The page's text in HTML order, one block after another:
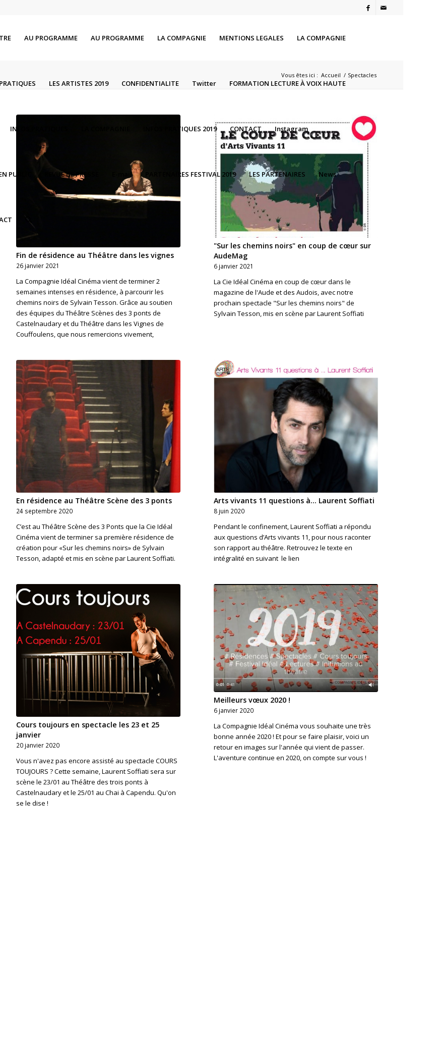
AU PROGRAMME AU PROGRAMME LA COMPAGNIE MENTIONS LEGALES LA COMPAGNIE
LES ARTISTES 2019 CONFIDENTIALITE Twitter FORMATION LECTURE À VOIX HAUTE
INFOS PRATIQUES INFOS PRATIQUES 2019 CONTACT Instagram
PUBLIC REVUE DE PRESSE E-mail PARTENAIRES FESTIVAL 2019 LES PARTENAIRES News
Vous êtes ici : Accueil / Spectacles
Fin de résidence au Théâtre dans les vignes
26 janvier 2021
La Compagnie Idéal Cinéma vient de terminer 2
semaines intenses en résidence, à parcourir les
chemins noirs de Sylvain Tesson. Grâce au soutien
des équipes du Théâtre Scènes des 3 ponts de
Castelnaudary et du Théâtre dans les Vignes de
Couffoulens, que nous remercions vivement,
"Sur les chemins noirs" en coup de cœur sur
AudeMag
6 janvier 2021
La Cie Idéal Cinéma en coup de cœur dans le
magazine de l'Aude et des Audois, avec notre
prochain spectacle "Sur les chemins noirs" de
Sylvain Tesson, mis en scène par Laurent Soffiati
En résidence au Théâtre Scène des 3 ponts
24 septembre 2020
C’est au Théâtre Scène des 3 Ponts que la Cie Idéal
Cinéma vient de terminer sa première résidence de
création pour «Sur les chemins noirs» de Sylvain
Tesson, adapté et mis en scène par Laurent Soffiati.
Arts vivants 11 questions à... Laurent Soffiati
8 juin 2020
Pendant le confinement, Laurent Soffiati a répondu
aux questions d’Arts vivants 11, pour nous raconter
son rapport au théâtre. Retrouvez le texte en
intégralité en suivant le lien
Cours toujours en spectacle les 23 et 25
janvier
20 janvier 2020
Vous n'avez pas encore assisté au spectacle COURS
TOUJOURS ? Cette semaine, Laurent Soffiati sera sur
scène le 23/01 au Théâtre des trois ponts à
Castelnaudary et le 25/01 au Chai à Capendu. Qu'on
se le dise !
Meilleurs vœux 2020 !
6 janvier 2020
La Compagnie Idéal Cinéma vous souhaite une très
bonne année 2020 ! Et pour se faire plaisir, voici un
retour en images sur l'année qui vient de passer.
L'aventure continue en 2020, on compte sur vous !